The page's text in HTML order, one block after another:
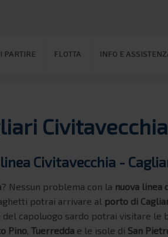
PARTIRE FLOTTA INFO E
Civitavecchia
Civitavecchia -
? Nessun problema con la nuova linea
potrai arrivare al porto di
capoluogo sardo potrai visitare le
Pino, Tuerredda e le isole di San